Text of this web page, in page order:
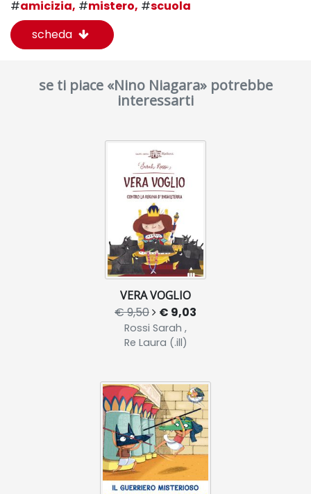
#amicizia, #mistero, #scuola
scheda
se ti piace «Nino Niagara» potrebbe
interessarti
VERA VOGLIO
€ 9,50 € 9,03
Rossi Sarah ,
Re Laura (.ill)